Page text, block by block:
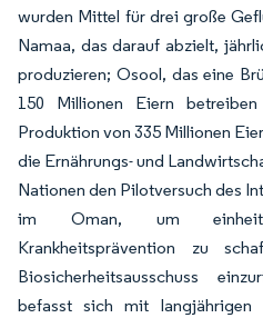
wurden Mittel für drei große
Namaa, das darauf abzielt,
produzieren; Osool, das eine
150 Millionen Eiern
Produktion von 335 Millionen
die Ernährungs- und
Nationen den Pilotversuch des
im Oman, um
Krankheitsprävention zu
Biosicherheitsausschuss
befasst sich mit langjährigen